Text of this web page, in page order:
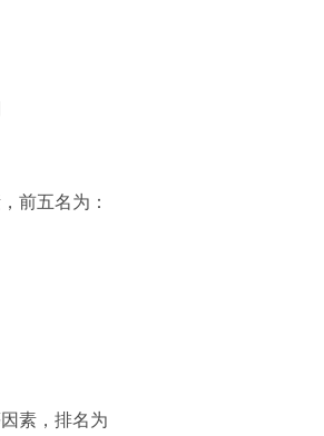
前五名为：
素，排名为